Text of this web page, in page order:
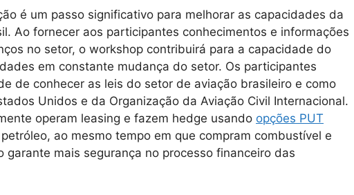
é um passo significativo para melhorar as capacidades da
Ao fornecer aos participantes conhecimentos e informações
no setor, o workshop contribuirá para a capacidade do
em constante mudança do setor. Os participantes
de conhecer as leis do setor de aviação brasileiro e como
Unidos e da Organização da Aviação Civil Internacional.
operam leasing e fazem hedge usando opções PUT
ao mesmo tempo em que compram combustível e
garante mais segurança no processo financeiro das